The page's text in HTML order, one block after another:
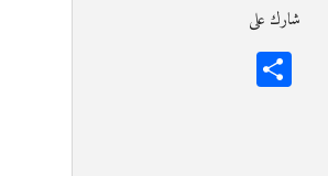
شارك على